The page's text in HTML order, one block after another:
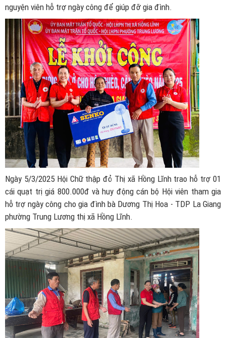
nguyện viên hỗ trợ ngày công để giúp đỡ gia đình.
Ngày 5/3/2025 Hội Chữ thập đỏ Thị xã Hồng Lĩnh trao hỗ trợ 01
cái quạt trị giá 800.000đ và huy động cán bộ Hội viên tham gia
hỗ trợ ngày công cho gia đình bà Dương Thị Hoa - TDP La Giang
phường Trung Lương thị xã Hồng Lĩnh.